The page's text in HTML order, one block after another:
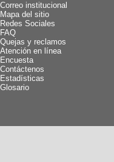
Correo institucional
Mapa del sitio
Redes Sociales
FAQ
Quejas y reclamos
Atención en línea
Encuesta
Contáctenos
Estadísticas
Glosario